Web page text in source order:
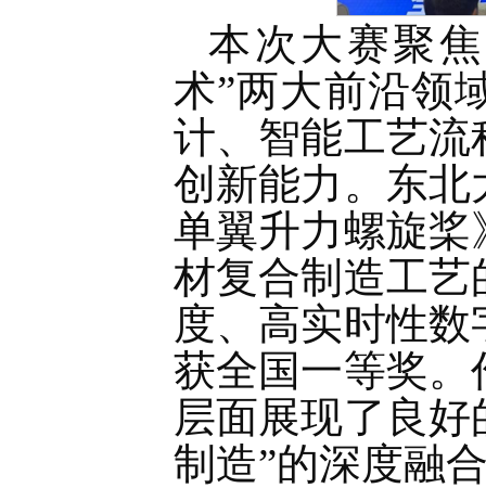
本次大赛聚
术”两大前沿领
计、智能工艺
创新能力。东
单翼升力螺旋
材复合制造工
度、高实时性
获全国一等奖
层面展现了良
制造”的深度融